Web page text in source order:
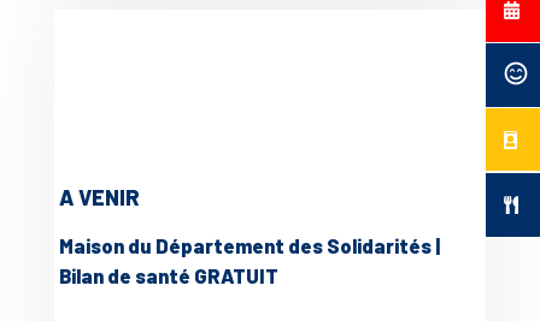
A VENIR
Maison du Département des Solidarités |
Bilan de santé GRATUIT